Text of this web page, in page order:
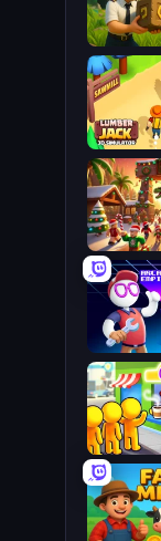
Lumberjack 3D Simulator